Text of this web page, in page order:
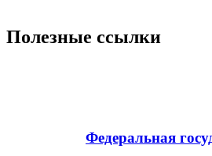
Полезные ссылки
Федеральная